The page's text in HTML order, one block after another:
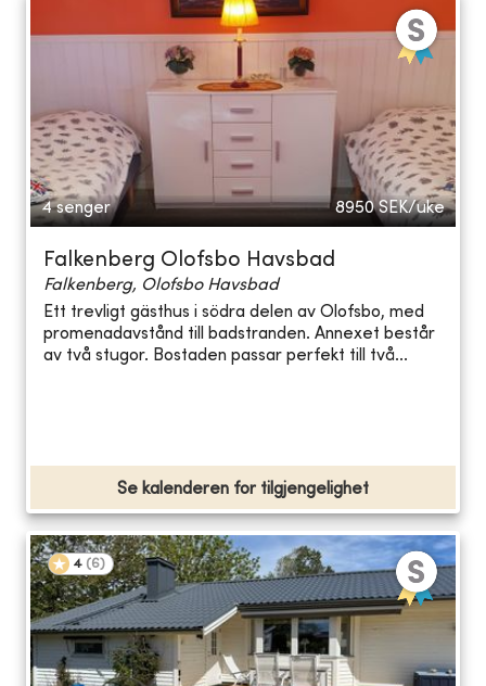
4 senger 8950 SEK/uke
Falkenberg Olofsbo Havsbad
Falkenberg, Olofsbo Havsbad
Ett trevligt gästhus i södra delen av Olofsbo, med
promenadavstånd till badstranden. Annexet består
av två stugor. Bostaden passar perfekt till två...
Se kalenderen for tilgjengelighet
4 (6)